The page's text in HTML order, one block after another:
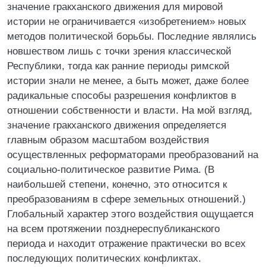
значение гракханского движения для мировой
истории не ограничивается «изобретением» новых
методов политической борьбы. Последние являлись
новшеством лишь с точки зрения классической
Республики, тогда как ранние периоды римской
истории знали не менее, а быть может, даже более
радикальные способы разрешения конфликтов в
отношении собственности и власти. На мой взгляд,
значение гракханского движения определяется
главным образом масштабом воздействия
осуществленных реформаторами преобразований на
социально-политическое развитие Рима. (В
наибольшей степени, конечно, это относится к
преобразованиям в сфере земельных отношений.)
Глобальный характер этого воздействия ощущается
на всем протяжении позднереспубликанского
периода и находит отражение практически во всех
последующих политических конфликтах.